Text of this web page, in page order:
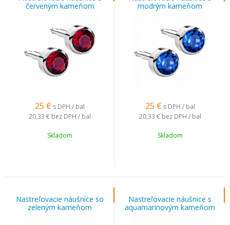
červeným kameňom
strieborné
25 € s DPH / bal
20,33 € bez DPH / bal
Skladom
modrým kameňom
strieborné
25 € s DPH / bal
20,33 € bez DPH / bal
Skladom
Nastreľovacie náušnice so
zeleným kameňom
strieborné
Nastreľovacie náušnice s
aquamarinovým kameňom
strieborné